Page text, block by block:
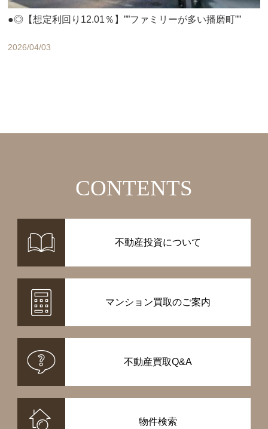
●◎【想定利回り12.01％】””ファミリーが多い播磨町””
2026/04/03
CONTENTS
不動産投資について
マンション買取のご案内
不動産買取Q&A
物件検索